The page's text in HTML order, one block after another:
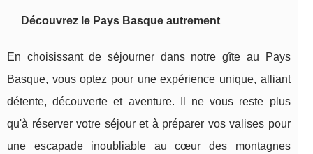
Découvrez le Pays Basque autrement
En choisissant de séjourner dans notre gîte au Pays
Basque, vous optez pour une expérience unique, alliant
détente, découverte et aventure. Il ne vous reste plus
qu'à réserver votre séjour et à préparer vos valises pour
une escapade inoubliable au cœur des montagnes